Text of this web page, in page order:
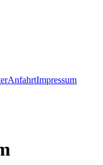
AnfahrtImpressum